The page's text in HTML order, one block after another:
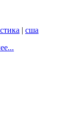
| сша